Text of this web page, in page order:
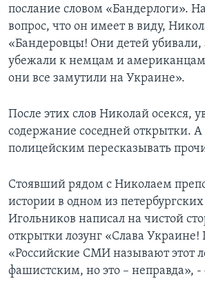
послание словом «Бандерлоги».
вопрос, что он имеет в виду,
«Бандеровцы! Они детей убивали,
убежали к немцам и
они все замутили на Украине».
После этих слов Николай осекся,
содержание соседней открытки.
полицейским пересказывать
Стоявший рядом с Николаем
истории в одном из
Игольников написал на чистой
открытки лозунг «Слава Украине!
«Российские СМИ называют этот
фашистским, но это – неправда», -